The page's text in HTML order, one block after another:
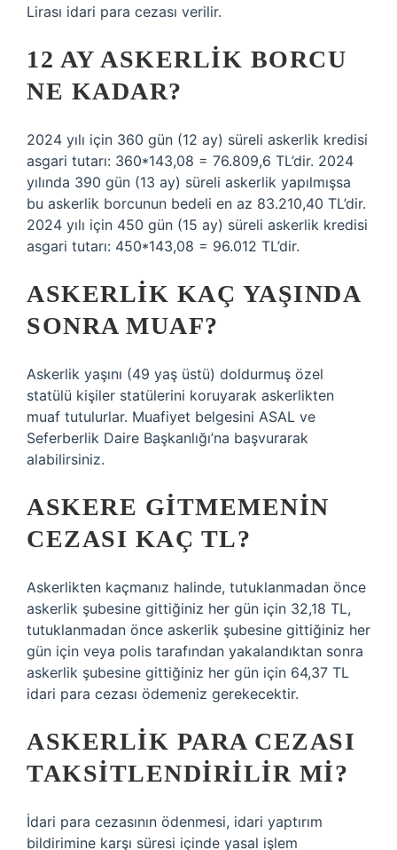
Lirası idari para cezası verilir.
12 AY ASKERLIK BORCU
NE KADAR?
2024 yılı için 360 gün (12 ay) süreli askerlik kredisi
asgari tutarı: 360*143,08 = 76.809,6 TL’dir. 2024
yılında 390 gün (13 ay) süreli askerlik yapılmışsa
bu askerlik borcunun bedeli en az 83.210,40 TL’dir.
2024 yılı için 450 gün (15 ay) süreli askerlik kredisi
asgari tutarı: 450*143,08 = 96.012 TL’dir.
ASKERLIK KAÇ YAŞINDA
SONRA MUAF?
Askerlik yaşını (49 yaş üstü) doldurmuş özel
statülü kişiler statülerini koruyarak askerlikten
muaf tutulurlar. Muafiyet belgesini ASAL ve
Seferberlik Daire Başkanlığı’na başvurarak
alabilirsiniz.
ASKERE GITMEMENIN
CEZASI KAÇ TL?
Askerlikten kaçmanız halinde, tutuklanmadan önce
askerlik şubesine gittiğiniz her gün için 32,18 TL,
tutuklanmadan önce askerlik şubesine gittiğiniz her
gün için veya polis tarafından yakalandıktan sonra
askerlik şubesine gittiğiniz her gün için 64,37 TL
idari para cezası ödemeniz gerekecektir.
ASKERLIK PARA CEZASI
TAKSITLENDIRILIR MI?
İdari para cezasının ödenmesi, idari yaptırım
bildirimine karşı süresi içinde yasal işlem